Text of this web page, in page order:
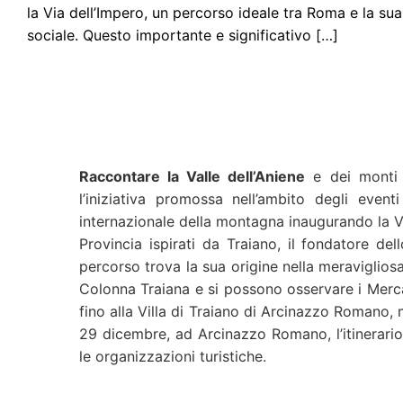
la Via dell’Impero, un percorso ideale tra Roma e la
sociale. Questo importante e significativo […]
Raccontare la Valle dell’Aniene e dei monti
l’iniziativa promossa nell’ambito degli
internazionale della montagna inaugurando la
Provincia ispirati da Traiano, il fondatore
percorso trova la sua origine nella
Colonna Traiana e si possono osservare i
fino alla Villa di Traiano di Arcinazzo Romano,
29 dicembre, ad Arcinazzo Romano,
le organizzazioni turistiche.